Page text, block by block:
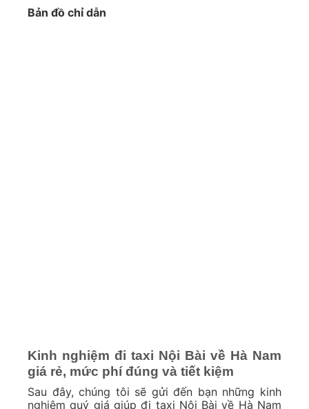
Bản đồ chỉ dẫn
Kinh nghiệm đi taxi Nội Bài về Hà Nam
giá rẻ, mức phí đúng và tiết kiệm
Sau đây, chúng tôi sẽ gửi đến bạn những kinh
nghiệm quý giá giúp đi taxi Nội Bài về Hà Nam